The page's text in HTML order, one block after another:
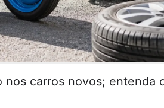
carros novos; entenda